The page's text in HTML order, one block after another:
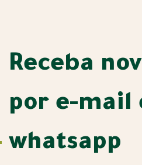
Receba
por e-mail
whatsapp